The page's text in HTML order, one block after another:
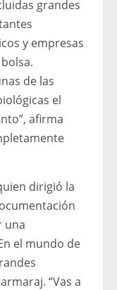
grandes
y empresas
de las
el
afirma
dirigió la
una
el mundo de
“Vas a